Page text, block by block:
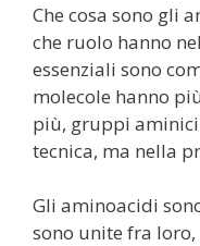
Che cosa sono gli
che ruolo hanno
essenziali sono
molecole hanno
più, gruppi
tecnica, ma nella
Gli aminoacidi
sono unite fra